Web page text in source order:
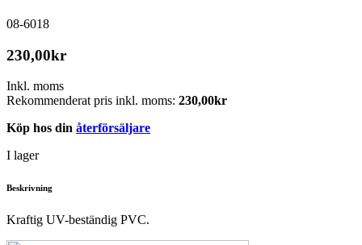
08-6018
230,00kr
Inkl. moms
Rekommenderat pris inkl. moms: 230,00kr
Köp hos din återförsäljare
I lager
Beskrivning
Kraftig UV-beständig PVC.